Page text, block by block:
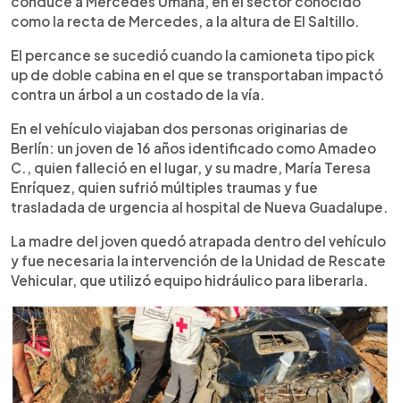
como la recta de Mercedes, a la altura de El Saltillo.
El percance se sucedió cuando la camioneta tipo pick
up de doble cabina en el que se transportaban impactó
contra un árbol a un costado de la vía.
En el vehículo viajaban dos personas originarias de
Berlín: un joven de 16 años identificado como Amadeo
C., quien falleció en el lugar, y su madre, María Teresa
Enríquez, quien sufrió múltiples traumas y fue
trasladada de urgencia al hospital de Nueva Guadalupe.
La madre del joven quedó atrapada dentro del vehículo
y fue necesaria la intervención de la Unidad de Rescate
Vehicular, que utilizó equipo hidráulico para liberarla.